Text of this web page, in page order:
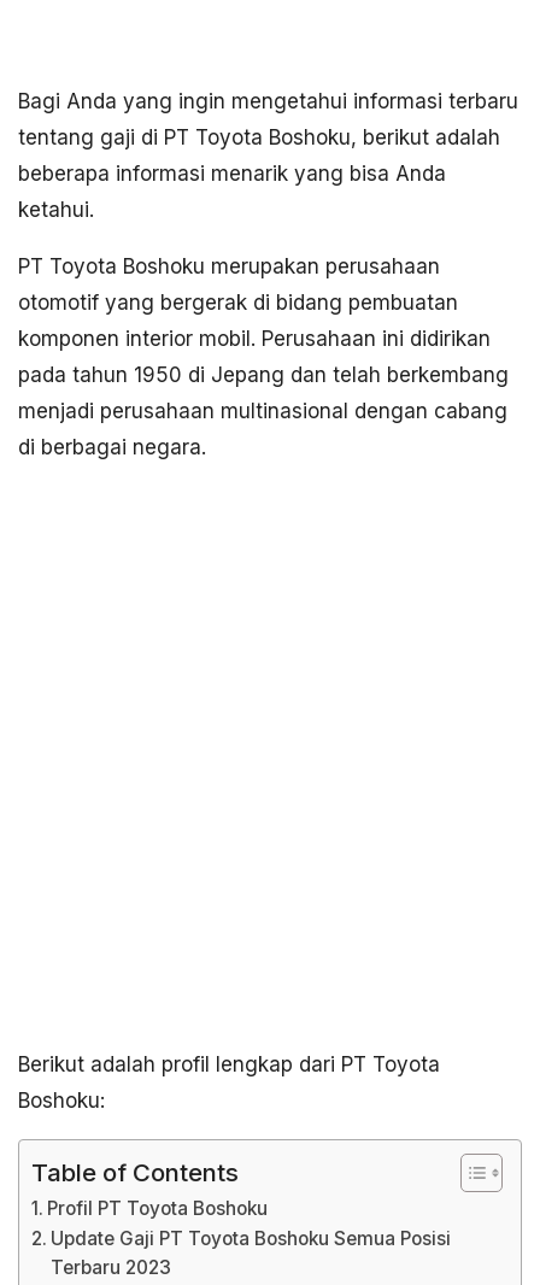
Bagi Anda yang ingin mengetahui informasi terbaru
tentang gaji di PT Toyota Boshoku, berikut adalah
beberapa informasi menarik yang bisa Anda
ketahui.
PT Toyota Boshoku merupakan perusahaan
otomotif yang bergerak di bidang pembuatan
komponen interior mobil. Perusahaan ini didirikan
pada tahun 1950 di Jepang dan telah berkembang
menjadi perusahaan multinasional dengan cabang
di berbagai negara.
Berikut adalah profil lengkap dari PT Toyota
Boshoku:
Table of Contents
Profil PT Toyota Boshoku
Update Gaji PT Toyota Boshoku Semua Posisi
Terbaru 2023